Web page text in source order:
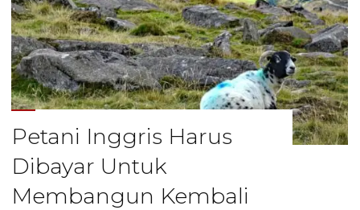
Petani Inggris Harus
Dibayar Untuk
Membangun Kembali